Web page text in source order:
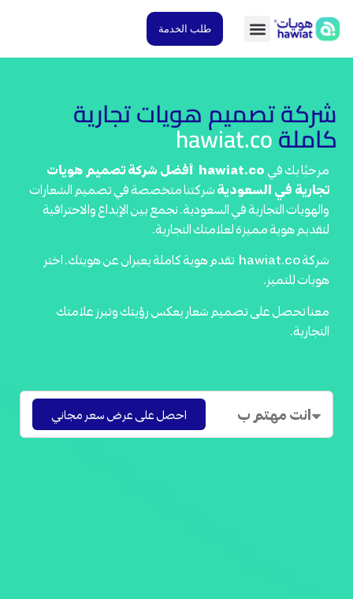
طلب الخدمة
تصميم هويات تجارية
hawiat.co
بك فيhawiat.co
أفضل شركة تصميم هويات
في السعوديةشركتنا متخصصة في تصميم الشعارات
التجارية في السعودية. نجمع بين الإبداع والاحترافية
هوية مميزة لعلامتك التجارية.
شركة hawiat.co تقدم هوية كاملة يعبران عن هويتك. اختر
للتميز.
تحصل على تصميم شعار يعكس رؤيتك وتبرز علامتك
احصل على عرض سعر مجاني